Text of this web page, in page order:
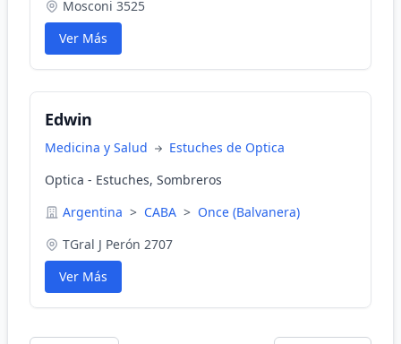
Mosconi 3525
Ver Más
Edwin
Medicina y Salud
Estuches de Optica
Optica - Estuches, Sombreros
Argentina > CABA > Once (Balvanera)
TGral J Perón 2707
Ver Más